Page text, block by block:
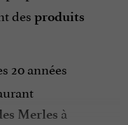
des produits
20 années
Merles à